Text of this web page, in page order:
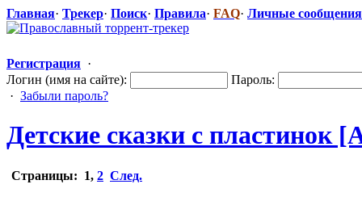
Главная· Трекер· Поиск· Правила· FAQ· Личные сообщения
Регистрация ·
Логин (имя на сайте):
Пароль:
· Забыли пароль?
Детские сказки с пластинок
Страницы: 1, 2 След.